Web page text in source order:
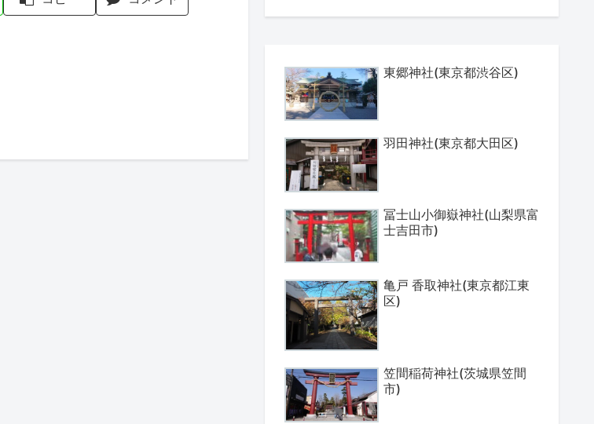
東郷神社(東京都渋谷区)
羽田神社(東京都大田区)
冨士山小御嶽神社(山梨県富
士吉田市)
亀戸 香取神社(東京都江東
区)
笠間稲荷神社(茨城県笠間
市)